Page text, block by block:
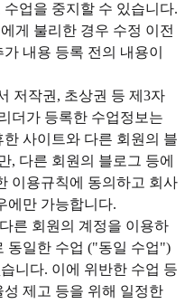
업을 중지할 수 있습니다.
게 불리한 경우 수정 이전
내용 등록 전의 내용이
저작권, 초상권 등 제3자
더가 등록한 수업정보는
사이트와 다른 회원의 블
, 다른 회원의 블로그 등에
이용규칙에 동의하고 회사
에만 가능합니다.
른 회원의 계정을 이용하
동일한 수업 ("동일 수업")
니다. 이에 위반한 수업 등
제고 등을 위해 일정한